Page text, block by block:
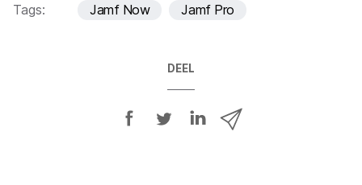
Tags: Jamf Now Jamf Pro
DEEL
D
D
D